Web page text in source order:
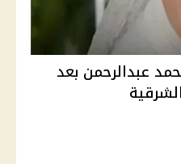
عبدالرحمن بعد